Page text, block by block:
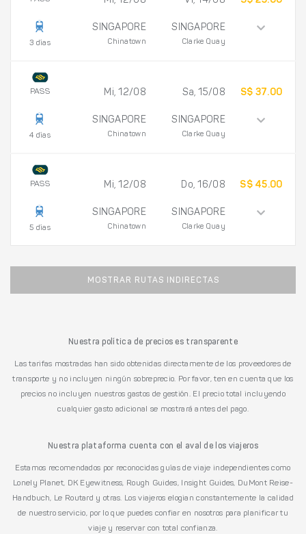
3 días
SINGAPORE
Chinatown
SINGAPORE
Clarke Quay
PASS
4 días
Mi, 12/08
SINGAPORE
Chinatown
Sa, 15/08
SINGAPORE
Clarke Quay
S$ 37.00
PASS
5 días
Mi, 12/08
SINGAPORE
Chinatown
Do, 16/08
SINGAPORE
Clarke Quay
S$ 45.00
MOSTRAR RUTAS INDIRECTAS
Nuestra política de precios es transparente
Las tarifas mostradas han sido obtenidas directamente de los proveedores de
transporte y no incluyen ningún sobreprecio. Por favor, ten en cuenta que los
precios no incluyen nuestros gastos de gestión. El precio total incluyendo
cualquier gasto adicional se mostrará antes del pago.
Nuestra plataforma cuenta con el aval de los viajeros
Estamos recomendados por reconocidas guías de viaje independientes como
Lonely Planet, DK Eyewitness, Rough Guides, Insight Guides, DuMont Reise-
Handbuch, Le Routard y otras. Los viajeros elogian constantemente la calidad
de nuestro servicio, por lo que puedes confiar en nosotros para planificar tu
viaje y reservar con total confianza.